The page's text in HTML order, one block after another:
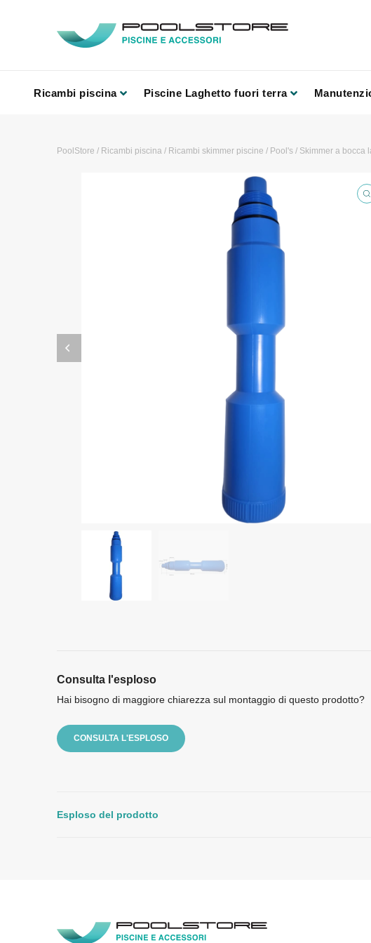
Ricambi piscina Piscine Laghetto fuori terra
PoolStore / Ricambi piscina/ Ricambi skimmer piscine / Pool's/ Skimmer a bocca
Consulta l'esploso
Hai bisogno di maggiore chiarezza sul montaggio di questo prodotto?
CONSULTA L'ESPLOSO
Esploso del prodotto